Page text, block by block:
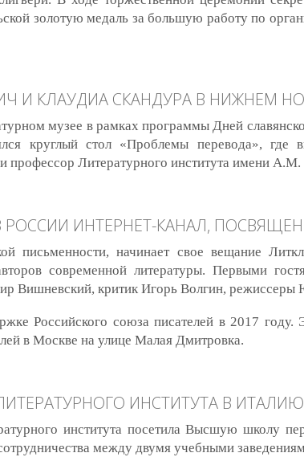
золотую медаль за большую работу по
И КЛАУДИА СКАНДУРА В НИЖНЕМ
музее в рамках программы Дней
круглый стол «Проблемы перевода», где
профессор Литературного института имени
ИНТЕРНЕТ-КАНАЛ,
письменности, начинает свое вещание
современной литературы. Первыми
Вишневский, критик Игорь Волгин,
Российского союза писателей в 2017
в Москве на улице Малая Дмитровка.
ИНСТИТУТА В ИТАЛИЮ
института посетила Высшую школу
между двумя учебными